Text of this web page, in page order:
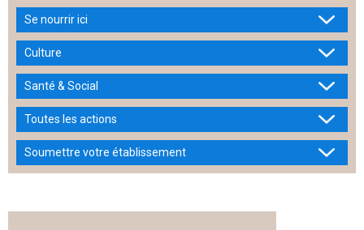
Se nourrir ici
Culture
Santé & Social
Toutes les actions
Soumettre votre établissement